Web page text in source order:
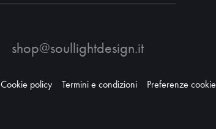
shop@soullightdesign.it
Cookie policy Termini e condizioni Preferenze cookie